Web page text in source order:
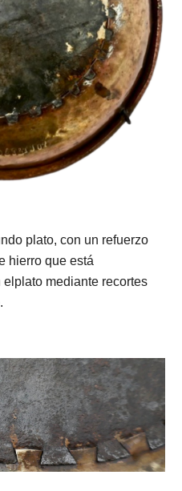
plato, con un refuerzo
hierro que está
mediante recortes